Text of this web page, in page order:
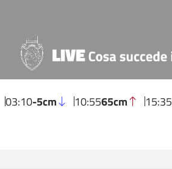
03:10-5cm 10:5565cm 15:35